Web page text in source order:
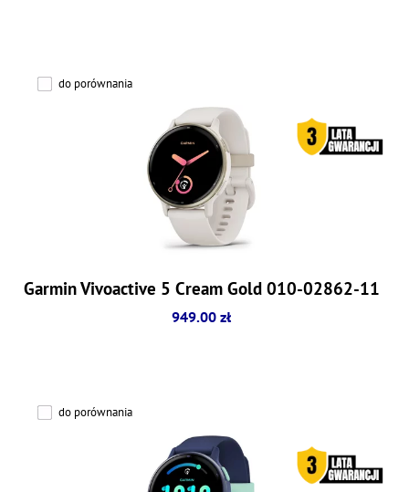
do porównania
Garmin Vivoactive 5 Cream Gold 010-02862-11
949.00 zł
do porównania